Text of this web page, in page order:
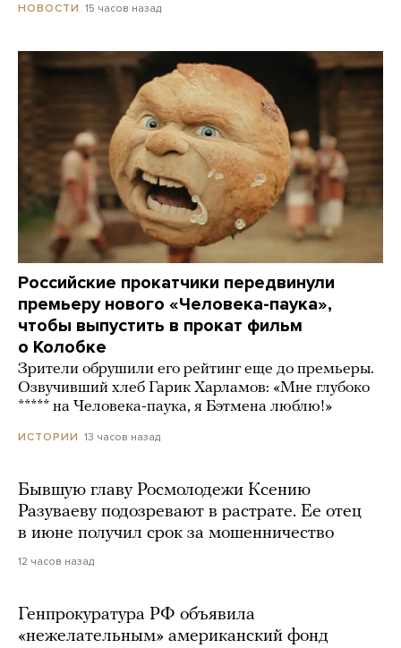
НОВОСТИ 15 часов назад
Российские прокатчики передвинули
премьеру нового «Человека-паука»,
чтобы выпустить в прокат фильм
о Колобке
Зрители обрушили его рейтинг еще до премьеры.
Озвучивший хлеб Гарик Харламов: «Мне глубоко
***** на Человека-паука, я Бэтмена люблю!»
ИСТОРИИ 13 часов назад
Бывшую главу Росмолодежи Ксению
Разуваеву подозревают в растрате. Ее отец
в июне получил срок за мошенничество
12 часов назад
Генпрокуратура РФ объявила
«нежелательным» американский фонд